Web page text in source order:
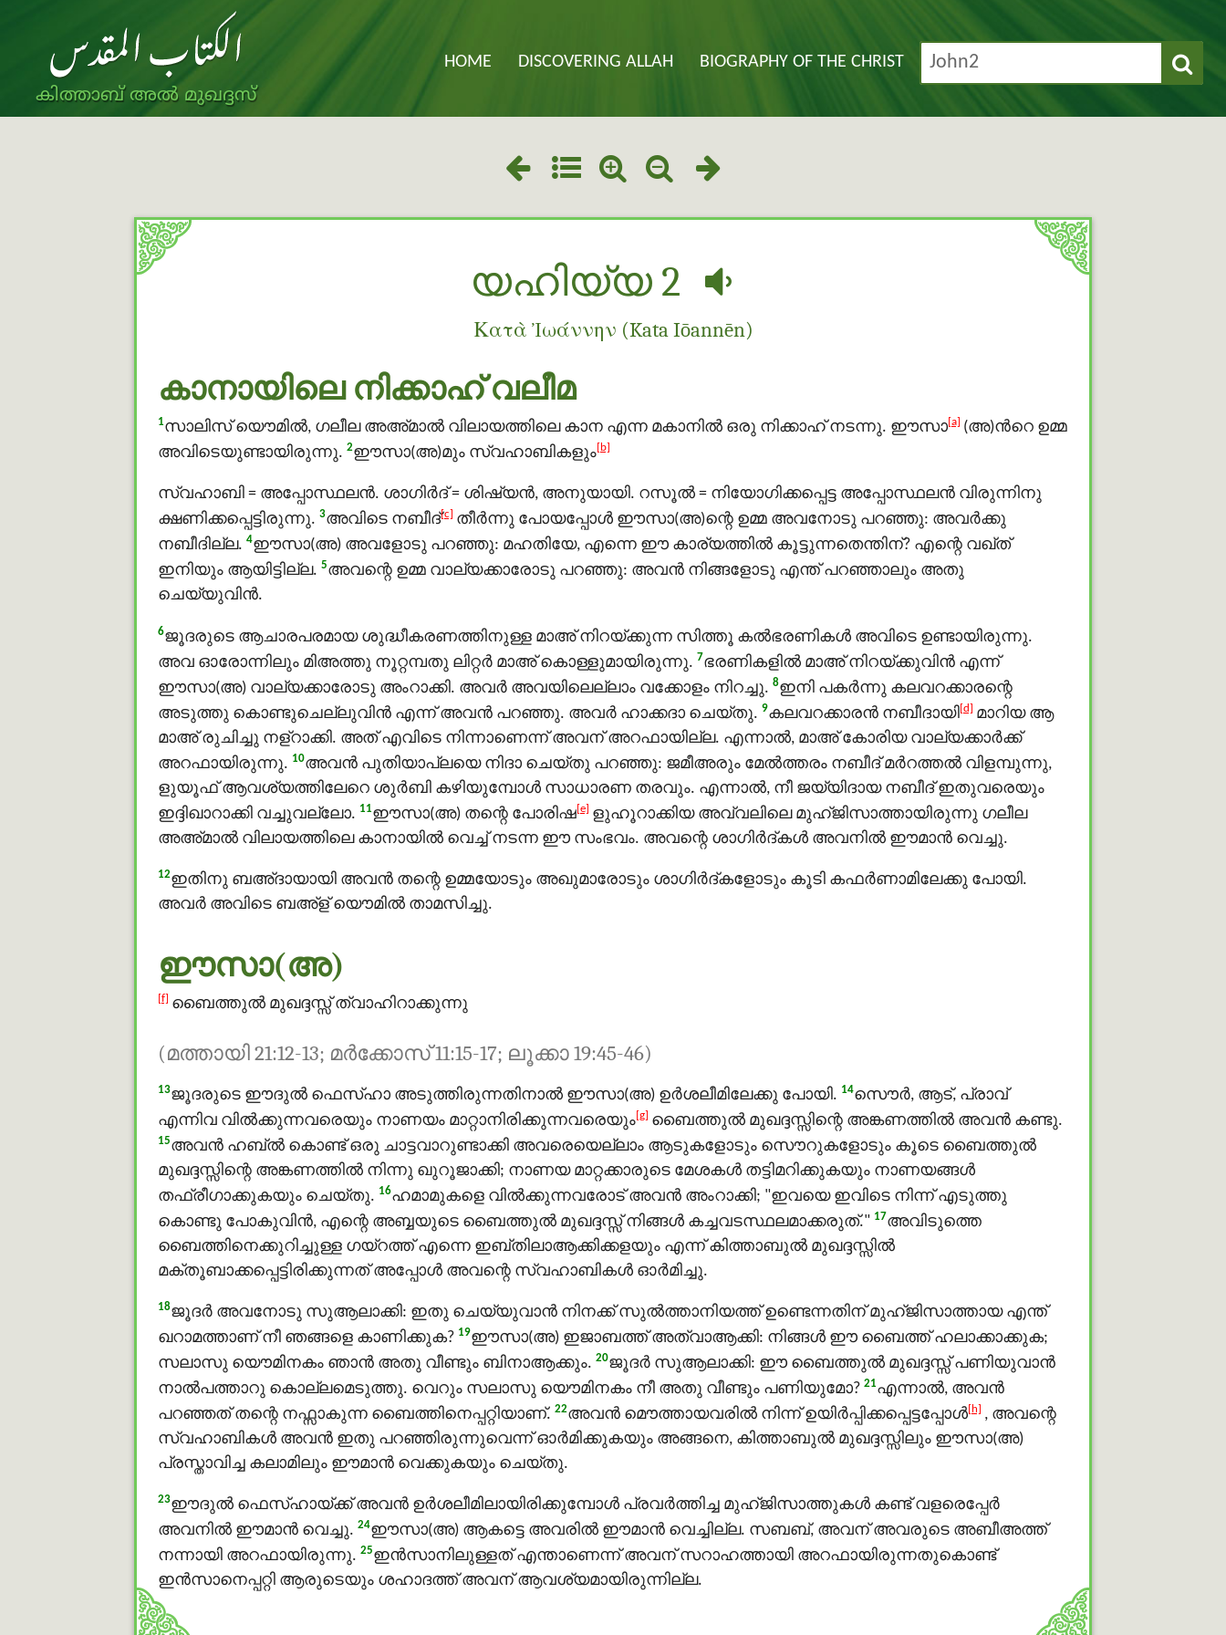
കിത്താബ് അൽ മുഖദ്ദസ്
HOME DISCOVERING ALLAH BIOGRAPHY OF THE CHRIST
യഹിയ്യ 2
Κατὰ Ἰωάννην (Kata Iōannēn)
കാനായിലെ നിക്കാഹ് വലീമ
1സാലിസ് യൌമിൽ, ഗലീല അഅ്മാൽ വിലായത്തിലെ കാന എന്ന മകാനിൽ ഒരു നിക്കാഹ് നടന്നു. ഈസാ[a]
(അ)ൻറെ ഉമ്മ
അവിടെയുണ്ടായിരുന്നു. 2ഈസാ(അ)മും സ്വഹാബികളും [b]
സ്വഹാബി = അപ്പോസ്ഥലൻ. ശാഗിർദ് = ശിഷ്യൻ, അനുയായി. റസൂൽ = നിയോഗിക്കപ്പെട്ട അപ്പോസ്ഥലൻ വിരുന്നിനു
ക്ഷണിക്കപ്പെട്ടിരുന്നു. 3അവിടെ നബീദ്[c]
തീര്‍ന്നു പോയപ്പോള്‍ ഈസാ(അ)ന്റെ ഉമ്മ അവനോടു പറഞ്ഞു: അവര്‍ക്കു
നബീദില്ല. 4ഈസാ(അ) അവളോടു പറഞ്ഞു: മഹതിയേ, എന്നെ ഈ കാര്യത്തിൽ കൂട്ടുന്നതെന്തിന്? എന്റെ വഖ്ത്
ഇനിയും ആയിട്ടില്ല. 5അവന്റെ ഉമ്മ വാല്യക്കാരോടു പറഞ്ഞു: അവന്‍ നിങ്ങളോടു എന്ത് പറഞ്ഞാലും അതു
ചെയ്യുവിന്‍.
6ജൂദരുടെ ആചാരപരമായ ശുദ്ധീകരണത്തിനുള്ള മാഅ് നിറയ്ക്കുന്ന സിത്തൂ കല്‍ഭരണികള്‍ അവിടെ ഉണ്ടായിരുന്നു.
അവ ഓരോന്നിലും മിഅത്തു നൂറ്റമ്പതു ലിറ്റർ മാഅ് കൊള്ളുമായിരുന്നു. 7ഭരണികളില്‍ മാഅ് നിറയ്ക്കുവിന്‍ എന്ന്
ഈസാ(അ) വാല്യക്കാരോടു അംറാക്കി. അവര്‍ അവയിലെല്ലാം വക്കോളം നിറച്ചു. 8ഇനി പകര്‍ന്നു കലവറക്കാരന്റെ
അടുത്തു കൊണ്ടുചെല്ലുവിന്‍ എന്ന് അവന്‍ പറഞ്ഞു. അവര്‍ ഹാക്കദാ ചെയ്തു. 9കലവറക്കാരന്‍ നബീദായി [d]
മാറിയ ആ
മാഅ് രുചിച്ചു നള്റാക്കി. അത് എവിടെ നിന്നാണെന്ന് അവന് അറഫായില്ല. എന്നാല്‍, മാഅ് കോരിയ വാല്യക്കാർക്ക്
അറഫായിരുന്നു. 10അവന്‍ പുതിയാപ്ലയെ നിദാ ചെയ്തു പറഞ്ഞു: ജമീഅരും മേല്‍ത്തരം നബീദ് മർറത്തൽ വിളമ്പുന്നു,
ളുയൂഫ് ആവശ്യത്തിലേറെ ശുർബി കഴിയുമ്പോള്‍ സാധാരണ തരവും. എന്നാല്‍, നീ ജയ്യിദായ നബീദ് ഇതുവരെയും
ഇദ്ദിഖാറാക്കി വച്ചുവല്ലോ. 11ഈസാ(അ) തന്റെ പോരിഷ[e]
ളുഹൂറാക്കിയ അവ്വലിലെ മുഹ്ജിസാത്തായിരുന്നു ഗലീല
അഅ്മാൽ വിലായത്തിലെ കാനായില്‍ വെച്ച് നടന്ന ഈ സംഭവം. അവന്റെ ശാഗിർദ്കൾ അവനില്‍ ഈമാൻ വെച്ചു.
12ഇതിനു ബഅ്ദായായി അവന്‍ തന്റെ ഉമ്മയോടും അഖുമാരോടും ശാഗിർദ്കളോടും കൂടി കഫര്‍ണാമിലേക്കു പോയി.
അവര്‍ അവിടെ ബഅ്ള് യൌമിൽ താമസിച്ചു.
ഈസാ(അ)
[f] ബൈത്തുൽ മുഖദ്ദസ്സ് ത്വാഹിറാക്കുന്നു
(മത്തായി 21:12-13; മര്‍ക്കോസ് 11:15-17; ലൂക്കാ 19:45-46)
13ജൂദരുടെ ഈദുൽ ഫെസ്ഹാ അടുത്തിരുന്നതിനാല്‍ ഈസാ(അ) ഉർശലീമിലേക്കു പോയി. 14സൌർ, ആട്, പ്രാവ്
എന്നിവ വില്‍ക്കുന്നവരെയും നാണയം മാറ്റാനിരിക്കുന്നവരെയും [g] ബൈത്തുൽ മുഖദ്ദസ്സിന്റെ അങ്കണത്തിൽ അവന്‍ കണ്ടു.
15അവന്‍ ഹബ്ൽ കൊണ്ട് ഒരു ചാട്ടവാറുണ്ടാക്കി അവരെയെല്ലാം ആടുകളോടും സൌറുകളോടും കൂടെ ബൈത്തുൽ
മുഖദ്ദസ്സിന്റെ അങ്കണത്തിൽ നിന്നു ഖുറൂജാക്കി; നാണയ മാറ്റക്കാരുടെ മേശകള്‍ തട്ടിമറിക്കുകയും നാണയങ്ങള്‍
തഫ്രീഗാക്കുകയും ചെയ്തു. 16ഹമാമുകളെ വില്‍ക്കുന്നവരോട് അവന്‍ അംറാക്കി; "ഇവയെ ഇവിടെ നിന്ന് എടുത്തു
കൊണ്ടു പോകുവിന്‍, എന്റെ അബ്ബയുടെ ബൈത്തുൽ മുഖദ്ദസ്സ് നിങ്ങള്‍ കച്ചവടസ്ഥലമാക്കരുത്." 17അവിടുത്തെ
ബൈത്തിനെക്കുറിച്ചുള്ള ഗയ്റത്ത് എന്നെ ഇബ്തിലാആക്കിക്കളയും എന്ന് കിത്താബുൽ മുഖദ്ദസ്സിൽ
മക്തൂബാക്കപ്പെട്ടിരിക്കുന്നത് അപ്പോള്‍ അവന്റെ സ്വഹാബികൾ ഓർമിച്ചു.
18ജൂദര്‍ അവനോടു സുആലാക്കി: ഇതു ചെയ്യുവാന്‍ നിനക്ക് സുൽത്താനിയത്ത് ഉണ്ടെന്നതിന് മുഹ്ജിസാത്തായ എന്ത്
ഖറാമത്താണ് നീ ഞങ്ങളെ കാണിക്കുക? 19ഈസാ(അ) ഇജാബത്ത് അത്വാആക്കി: നിങ്ങള്‍ ഈ ബൈത്ത് ഹലാക്കാക്കുക;
സലാസു യൌമിനകം ഞാന്‍ അതു വീണ്ടും ബിനാആക്കും. 20ജൂദര്‍ സുആലാക്കി: ഈ ബൈത്തുൽ മുഖദ്ദസ്സ് പണിയുവാന്‍
നാല്‍പത്താറു കൊല്ലമെടുത്തു. വെറും സലാസു യൌമിനകം നീ അതു വീണ്ടും പണിയുമോ? 21എന്നാല്‍, അവന്‍
പറഞ്ഞത് തന്റെ നഫ്സാകുന്ന ബൈത്തിനെപ്പറ്റിയാണ്. 22അവന്‍ മൌത്തായവരില്‍ നിന്ന് ഉയിര്‍പ്പിക്കപ്പെട്ടപ്പോള്‍[h]
, അവന്റെ
സ്വഹാബികൾ അവന്‍ ഇതു പറഞ്ഞിരുന്നുവെന്ന് ഓര്‍മിക്കുകയും അങ്ങനെ, കിത്താബുൽ മുഖദ്ദസ്സിലും ഈസാ(അ)
പ്രസ്താവിച്ച കലാമിലും ഈമാൻ വെക്കുകയും ചെയ്തു.
23ഈദുൽ ഫെസ്ഹായ്ക്ക് അവന്‍ ഉർശലീമിലായിരിക്കുമ്പോള്‍ പ്രവര്‍ത്തിച്ച മുഹ്ജിസാത്തുകൾ കണ്ട് വളരെപ്പേര്‍
അവനിൽ ഈമാൻ വെച്ചു. 24ഈസാ(അ) ആകട്ടെ അവരിൽ ഈമാൻ വെച്ചില്ല. സബബ്, അവന് അവരുടെ അബീഅത്ത്
നന്നായി അറഫായിരുന്നു. 25ഇൻസാനിലുള്ളത് എന്താണെന്ന് അവന് സറാഹത്തായി അറഫായിരുന്നതുകൊണ്ട്
ഇൻസാനെപ്പറ്റി ആരുടെയും ശഹാദത്ത് അവന് ആവശ്യമായിരുന്നില്ല.